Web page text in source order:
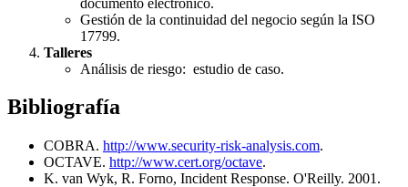
Gestión de la continuidad del negocio según la ISO
17799.
Talleres
Análisis de riesgo: estudio de caso.
Bibliografía
COBRA. http://www.security-risk-analysis.com.
OCTAVE. http://www.cert.org/octave.
K. van Wyk, R. Forno, Incident Response. O'Reilly. 2001.